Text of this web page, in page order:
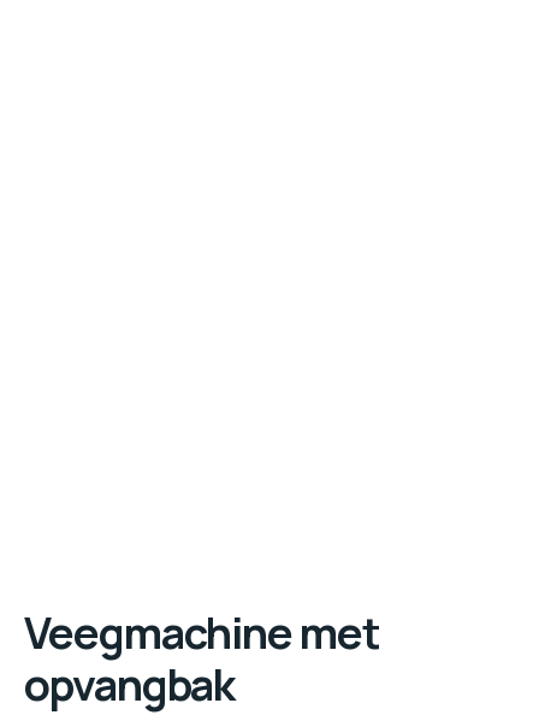
Veegmachine met
opvangbak